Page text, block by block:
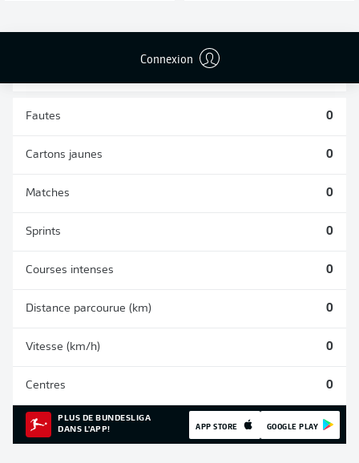
Connexion
0 0
Fautes 0
Cartons jaunes 0
Matches 0
Sprints 0
Courses intenses 0
Distance parcourue (km) 0
Vitesse (km/h) 0
Centres 0
PLUS DE BUNDESLIGA
DANS L'APP!
APP STORE GOOGLE PLAY